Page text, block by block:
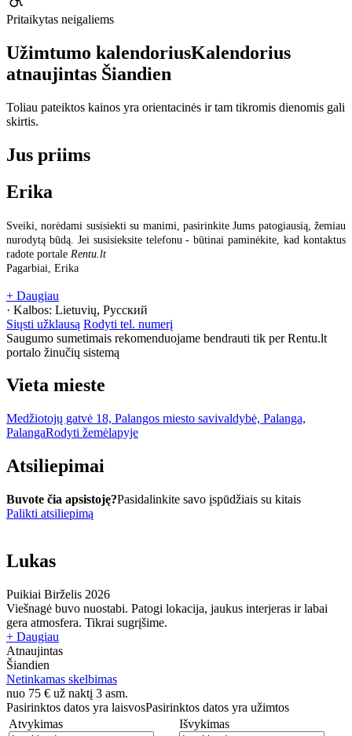
Pritaikytas neigaliems
Užimtumo kalendoriusKalendorius
atnaujintas Šiandien
Toliau pateiktos kainos yra orientacinės ir tam tikromis dienomis gali
skirtis.
Jus priims
Erika
Sveiki, norėdami susisiekti su manimi, pasirinkite Jums patogiausią, žemiau
nurodytą būdą. Jei susisieksite telefonu - būtinai paminėkite, kad kontaktus
radote portale Rentu.lt
Pagarbiai, Erika
+ Daugiau
· Kalbos: Lietuvių, Русский
Siųsti užklausą Rodyti tel. numerį
Saugumo sumetimais rekomenduojame bendrauti tik per Rentu.lt
portalo žinučių sistemą
Vieta mieste
Medžiotojų gatvė 18, Palangos miesto savivaldybė, Palanga,
PalangaRodyti žemėlapyje
Atsiliepimai
Buvote čia apsistoję?Pasidalinkite savo įspūdžiais su kitais
Palikti atsiliepimą
Lukas
Puikiai Birželis 2026
Viešnagė buvo nuostabi. Patogi lokacija, jaukus interjeras ir labai
gera atmosfera. Tikrai sugrįšime.
+ Daugiau
Atnaujintas
Šiandien
Netinkamas skelbimas
nuo 75 € už naktį 3 asm.
Pasirinktos datos yra laisvosPasirinktos datos yra užimtos
Atvykimas
Išvykimas